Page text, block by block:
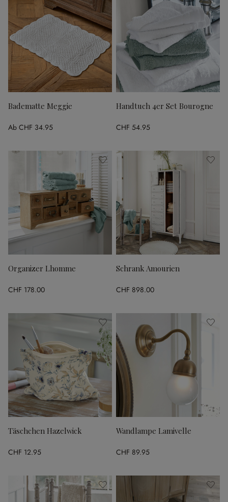
Badematte Meggie
Ab CHF 34.95
Handtuch 4er Set Bourogne
CHF 54.95
Organizer Lhomme
CHF 178.00
Schrank Amourien
CHF 898.00
Täschchen Hazelwick
CHF 12.95
Wandlampe Lamivelle
CHF 89.95